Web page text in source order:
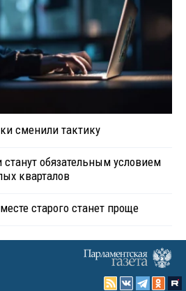
сменили тактику
обязательным условием
кварталов
старого станет проще